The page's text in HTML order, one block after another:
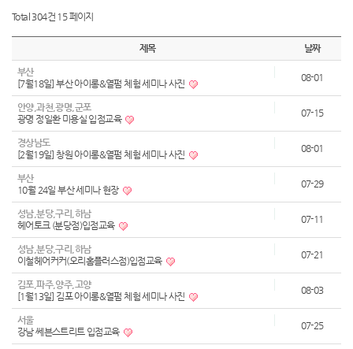
Total 304건 15 페이지
제목 날짜
부산
[7월18일] 부산 아이롱&열펌 체험 세미나 사진
08-01
안양,과천,광명,군포
광명 정일환 미용실 입점교육
07-15
경상남도
[2월19일] 창원 아이롱&열펌 체험 세미나 사진
08-01
부산
10월 24일 부산 세미나 현장
07-29
성남,분당,구리,하남
헤어토크 (분당점)입점교육
07-11
성남,분당,구리,하남
이철헤어커커(오리홈플러스점)입점교육
07-21
김포,파주,양주,고양
[1월13일] 김포 아이롱&열펌 체험 세미나 사진
08-03
서울
강남 쎄븐스트리트 입점교육
07-25